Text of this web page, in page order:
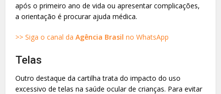
após o primeiro ano de vida ou apresentar complicações,
a orientação é procurar ajuda médica.
>> Siga o canal daAgência Brasilno WhatsApp
Telas
Outro destaque da cartilha trata do impacto do uso
excessivo de telas na saúde ocular de crianças. Para evitar